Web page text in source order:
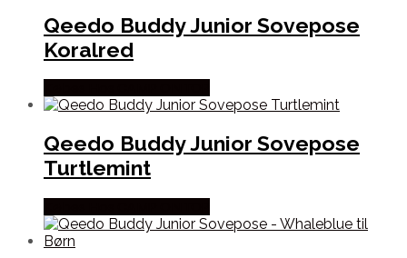
Qeedo Buddy Junior Sovepose
Koralred
Qeedo Buddy Junior Sovepose
Turtlemint